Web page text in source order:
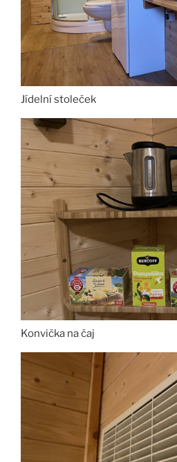
Jídelní stoleček
Konvička na čaj